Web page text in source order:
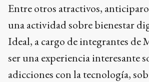
Entre otros atractivos,
una actividad sobre bienestar
Ideal, a cargo de integrantes de
ser una experiencia interesante
adicciones con la tecnología,